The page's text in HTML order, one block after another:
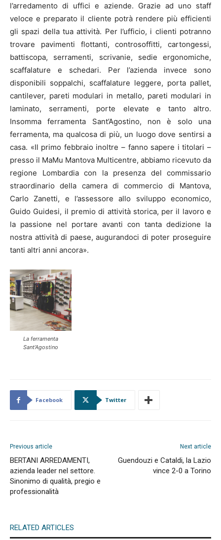
l’arredamento di uffici e aziende. Grazie ad uno staff
veloce e preparato il cliente potrà rendere più efficienti
gli spazi della tua attività. Per l’ufficio, i clienti potranno
trovare pavimenti flottanti, controsoffitti, cartongessi,
battiscopa, serramenti, scrivanie, sedie ergonomiche,
scaffalature e schedari. Per l’azienda invece sono
disponibili soppalchi, scaffalature leggere, porta pallet,
cantilever, pareti modulari in metallo, pareti modulari in
laminato, serramenti, porte elevate e tanto altro.
Insomma ferramenta Sant’Agostino, non è solo una
ferramenta, ma qualcosa di più, un luogo dove sentirsi a
casa. «Il primo febbraio inoltre – fanno sapere i titolari –
presso il MaMu Mantova Multicentre, abbiamo ricevuto da
regione Lombardia con la presenza del commissario
straordinario della camera di commercio di Mantova,
Carlo Zanetti, e l’assessore allo sviluppo economico,
Guido Guidesi, il premio di attività storica, per il lavoro e
la passione nel portare avanti con tanta dedizione la
nostra attività di paese, augurandoci di poter proseguire
tanti altri anni ancora».
La ferramenta
Sant’Agostino
Facebook Twitter
Previous article
BERTANI ARREDAMENTI,
azienda leader nel settore.
Sinonimo di qualità, pregio e
professionalità
Next article
Guendouzi e Cataldi, la Lazio
vince 2-0 a Torino
RELATED ARTICLES